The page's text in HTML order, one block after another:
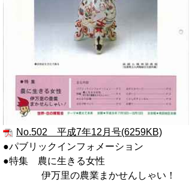
No.502 平成7年12月号(6259KB)
●パブリックインフォメーション
●特集 農に生きる女性
伊万里の農業まかせんしゃい！